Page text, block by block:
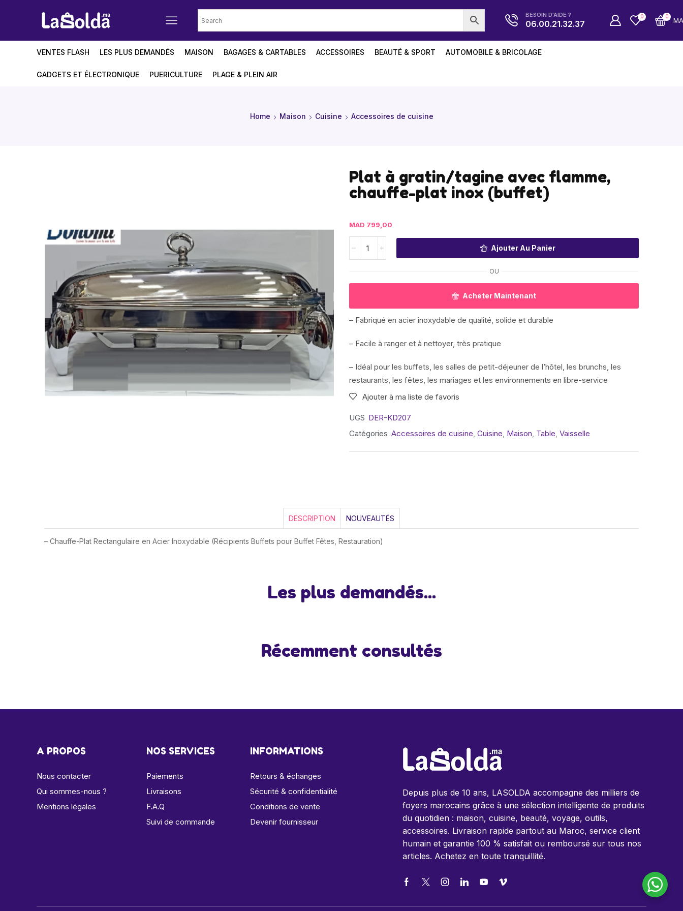
BESOIN D'AIDE ?
06.00.21.32.37
0 0
VENTES FLASH LES PLUS DEMANDÉS MAISON BAGAGES & CARTABLES ACCESSOIRES BEAUTÉ & SPORT AUTOMOBILE & BRICOLAGE
GADGETS ET ÉLECTRONIQUE PUERICULTURE PLAGE & PLEIN AIR
Home Maison Cuisine Accessoires de cuisine
Plat à gratin/tagine avec flamme,
chauffe-plat inox (buffet)
MAD 799,00
Ajouter Au Panier
OU
Acheter Maintenant
– Fabriqué en acier inoxydable de qualité, solide et durable
– Facile à ranger et à nettoyer, très pratique
– Idéal pour les buffets, les salles de petit-déjeuner de l’hôtel, les brunchs, les
restaurants, les fêtes, les mariages et les environnements en libre-service
Ajouter à ma liste de favoris
UGS DER-KD207
Catégories Accessoires de cuisine, Cuisine, Maison, Table, Vaisselle
DESCRIPTION NOUVEAUTÉS
– Chauffe-Plat Rectangulaire en Acier Inoxydable (Récipients Buffets pour Buffet Fêtes, Restauration)
Les plus demandés...
Récemment consultés
A PROPOS
Nous contacter
Qui sommes-nous ?
Mentions légales
NOS SERVICES
Paiements
Livraisons
F.A.Q
Suivi de commande
INFORMATIONS
Retours & échanges
Sécurité & confidentialité
Conditions de vente
Devenir fournisseur
Depuis plus de 10 ans, LASOLDA accompagne des milliers de
foyers marocains grâce à une sélection intelligente de produits
du quotidien : maison, cuisine, beauté, voyage, outils,
accessoires. Livraison rapide partout au Maroc, service client
humain et garantie 100 % satisfait ou remboursé sur tous nos
articles. Achetez en toute tranquillité.